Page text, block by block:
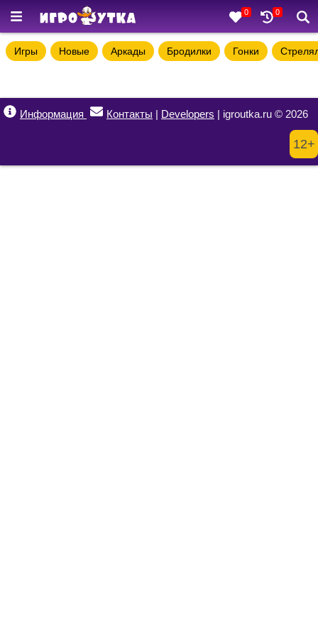
0 0
Игры Новые Аркады Бродилки Гонки
Информация Контакты | Developers | igroutka.ru © 2026
12+